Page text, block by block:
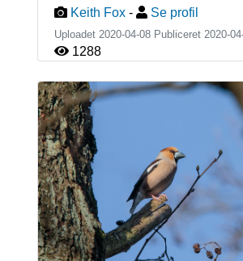
Keith Fox - Se profil
Uploadet 2020-04-08 Publiceret 2020-
1288